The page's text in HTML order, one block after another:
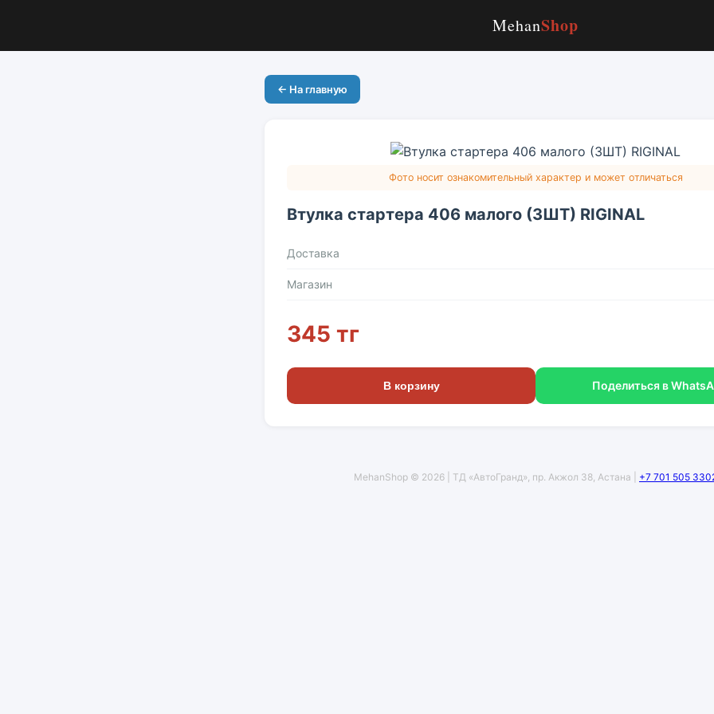
MehanShop
← На главную
Фото носит ознакомительный характер и может отличаться
Втулка стартера 406 малого (3ШТ) RIGINAL
Доставка
Магазин
345 тг
В корзину Поделиться в
MehanShop © 2026 | ТД «АвтоГранд», пр. Акжол 38, Астана | +7 701 505